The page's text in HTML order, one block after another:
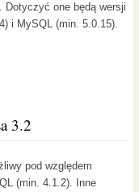
Dotyczyć one będą wersji
i MySQL (min. 5.0.15).
3.2
pod względem
(min. 4.1.2). Inne